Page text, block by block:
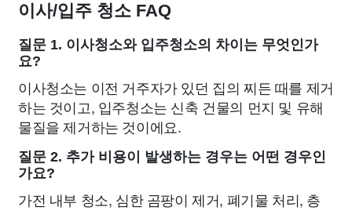
이사/입주 청소 FAQ
질문 1. 이사청소와 입주청소의 차이는 무엇인가
요?
이사청소는 이전 거주자가 있던 집의 찌든 때를 제거
하는 것이고, 입주청소는 신축 건물의 먼지 및 유해
물질을 제거하는 것이에요.
질문 2. 추가 비용이 발생하는 경우는 어떤 경우인
가요?
가전 내부 청소, 심한 곰팡이 제거, 폐기물 처리, 층